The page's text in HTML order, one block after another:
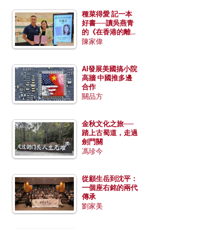
Link
種菜得愛 記一本
好書──讀吳燕青
的《在香港的離島
種菜》
陳家偉
AI發展美國搞小院
高牆 中國推多邊
合作
關品方
金秋文化之旅──
踏上古蜀道，走過
劍門關
馮珍今
從顧生岳到沈平：
一個座右銘的兩代
傳承
劉家美